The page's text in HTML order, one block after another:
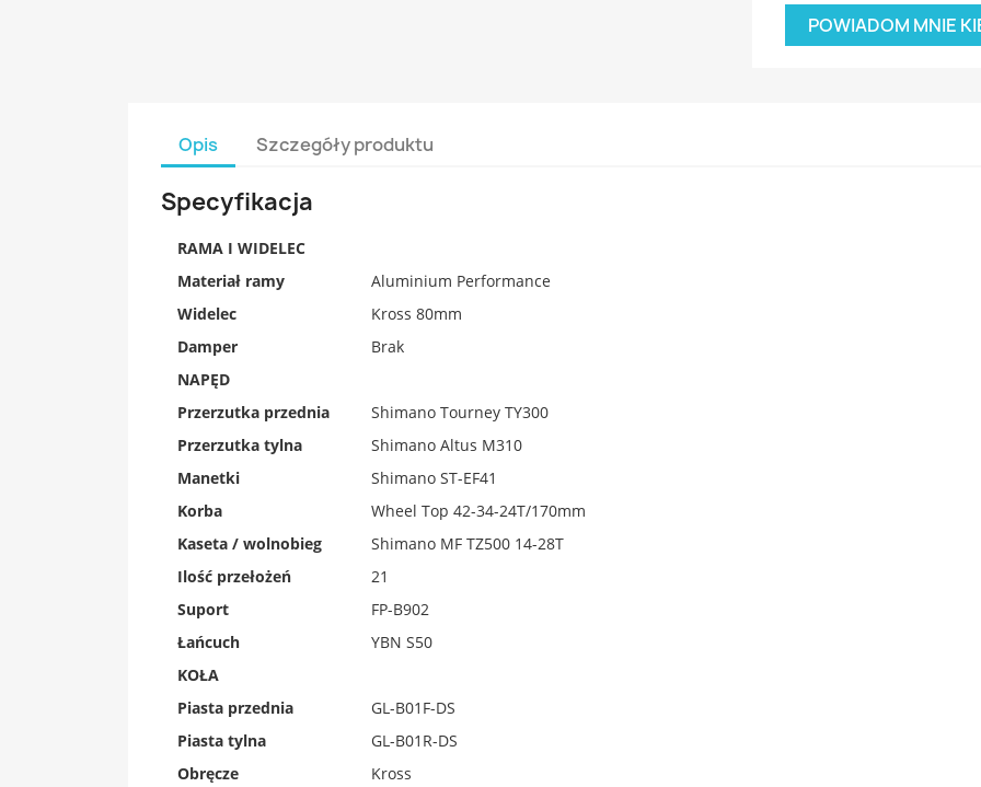
POWIADOM MNIE
Opis Szczegóły produktu
Specyfikacja
RAMA I WIDELEC
Materiał ramy
Aluminium Performance
Widelec
Kross 80mm
Damper
Brak
NAPĘD
Przerzutka przednia
Shimano Tourney TY300
Przerzutka tylna
Shimano Altus M310
Manetki
Shimano ST-EF41
Korba
Wheel Top 42-34-24T/170mm
Kaseta / wolnobieg
Shimano MF TZ500 14-28T
Ilość przełożeń
21
Suport
FP-B902
Łańcuch
YBN S50
KOŁA
Piasta przednia
GL-B01F-DS
Piasta tylna
GL-B01R-DS
Obręcze
Kross